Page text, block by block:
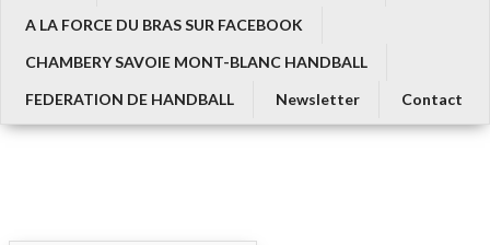
A LA FORCE DU BRAS SUR FACEBOOK
CHAMBERY SAVOIE MONT-BLANC HANDBALL
FEDERATION DE HANDBALL
Newsletter Contact